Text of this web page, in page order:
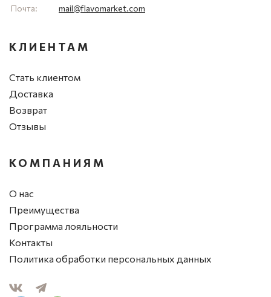
Почта: mail@flavomarket.com
КЛИЕНТАМ
Стать клиентом
Доставка
Возврат
Отзывы
КОМПАНИЯМ
О нас
Преимущества
Программа лояльности
Контакты
Политика обработки персональных данных